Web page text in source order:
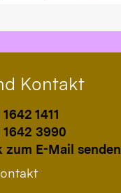
Kontakt
1411
1642 3990
zum E-Mail senden